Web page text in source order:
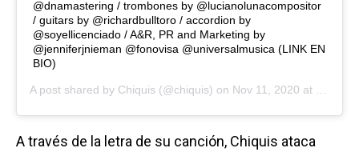
@dnamastering / trombones by @lucianolunacompositor
/ guitars by @richardbulltoro / accordion by
@soyellicenciado / A&R, PR and Marketing by
@jenniferjnieman @fonovisa @universalmusica (LINK EN
BIO)
A post shared by Chiquis (@chiquis) on Nov 11, 2020 at 9:34pm PST
A través de la letra de su canción, Chiquis ataca